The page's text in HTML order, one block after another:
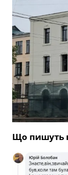
Що пишуть в